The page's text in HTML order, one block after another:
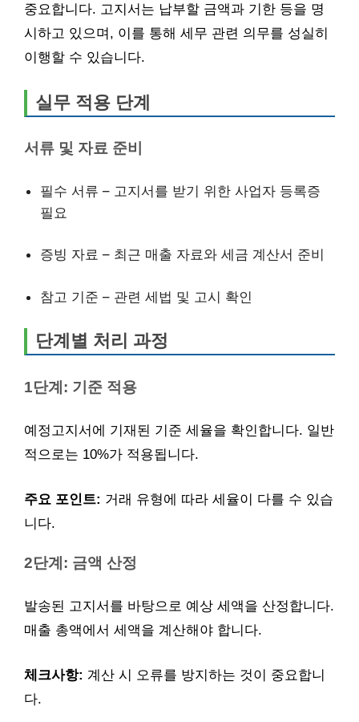
중요합니다. 고지서는 납부할 금액과 기한 등을 명
시하고 있으며, 이를 통해 세무 관련 의무를 성실히
이행할 수 있습니다.
실무 적용 단계
서류 및 자료 준비
필수 서류 – 고지서를 받기 위한 사업자 등록증
필요
증빙 자료 – 최근 매출 자료와 세금 계산서 준비
참고 기준 – 관련 세법 및 고시 확인
단계별 처리 과정
1단계: 기준 적용
예정고지서에 기재된 기준 세율을 확인합니다. 일반
적으로는 10%가 적용됩니다.
주요 포인트: 거래 유형에 따라 세율이 다를 수 있습
니다.
2단계: 금액 산정
발송된 고지서를 바탕으로 예상 세액을 산정합니다.
매출 총액에서 세액을 계산해야 합니다.
체크사항: 계산 시 오류를 방지하는 것이 중요합니
다.